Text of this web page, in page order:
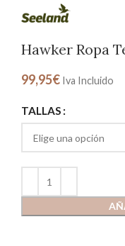
Hawker Ropa
99,95€ Iva Incluido
TALLAS